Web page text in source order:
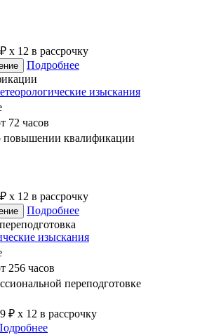
x 12 в рассрочку
Подробнее
изыскания
72 часов
повышении квалификации
x 12 в рассрочку
Подробнее
изыскания
256 часов
переподготовке
₽ x 12 в рассрочку